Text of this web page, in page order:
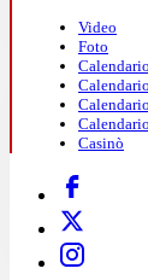
Video
Foto
Casinò